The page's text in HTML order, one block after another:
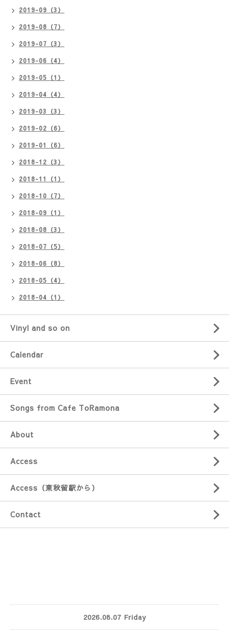
2019-09（3）
2019-08（7）
2019-07（3）
2019-06（4）
2019-05（1）
2019-04（4）
2019-03（3）
2019-02（6）
2019-01（6）
2018-12（3）
2018-11（1）
2018-10（7）
2018-09（1）
2018-08（3）
2018-07（5）
2018-06（8）
2018-05（4）
2018-04（1）
Vinyl and so on
Calendar
Event
Songs from Cafe ToRamona
About
Access
Access（東秋留駅から）
Contact
2026.08.07 Friday